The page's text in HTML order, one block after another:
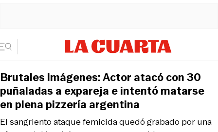
El sangriento ataque femicida quedó grabado por una
Brutales imágenes: Actor atacó con 30
puñaladas a expareja e intentó matarse
en plena pizzería argentina